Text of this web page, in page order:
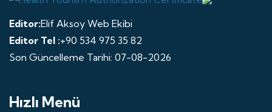
Editor:Elif Aksoy Web Ekibi
Editor Tel :+90 534 975 35 82
Son Güncelleme Tarihi: 07-08-2026
Hızlı Menü